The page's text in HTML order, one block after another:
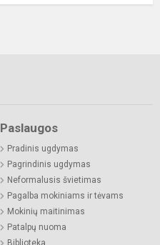
Paslaugos
Pradinis ugdymas
Pagrindinis ugdymas
Neformalusis švietimas
Pagalba mokiniams ir tėvams
Mokinių maitinimas
Patalpų nuoma
Biblioteka